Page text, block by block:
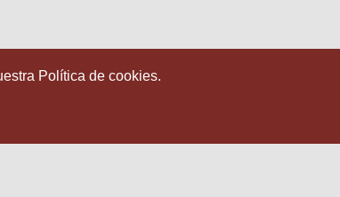
Política de cookies.